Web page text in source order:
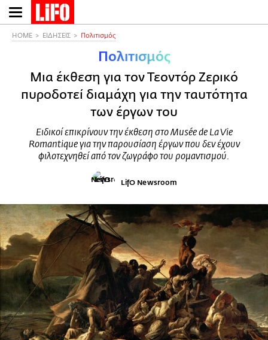
Παράκαμψη
προς
HOME ΕΙΔΗΣΕΙΣ Πολιτισμός
Πολιτισμός
Μια έκθεση για τον Τεοντόρ Ζερικό
πυροδοτεί διαμάχη για την ταυτότητα
των έργων του
Ειδικοί επικρίνουν την έκθεση στο Musée de La Vie
Romantique για την παρουσίαση έργων που δεν έχουν
φιλοτεχνηθεί από τον ζωγράφο του ρομαντισμού.
LifO Newsroom